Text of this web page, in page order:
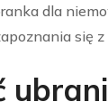
dla
się